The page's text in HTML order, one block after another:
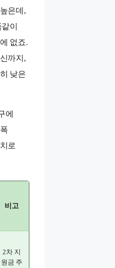
은데,
이
없죠.
까지,
낮은
에
로
비고
2차 지
원금 주